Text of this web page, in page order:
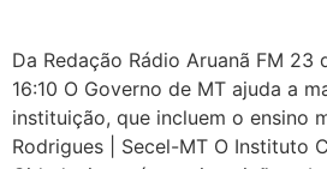
Da Redação Rádio Aruanã FM
16:10 O Governo de MT ajuda a
instituição, que incluem o ensino
Rodrigues | Secel-MT O Instituto